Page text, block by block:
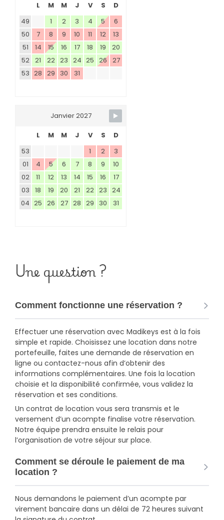
L M M J V S
D
49
1 2 3 4 5
6
50
7 8 9 10 11 12
13
51
14 15 16 17 18 19
20
52
21 22 23 24 25 26 27
53 28 29 30 31
Janvier 2027
L M M J V S
D
53
1 2
3
01
4 5 6 7 8 9
10
02
11 12 13 14 15 16
17
03
18 19 20 21 22 23 24
04 25 26 27 28 29 30 31
Une question ?
Comment fonctionne une réservation ?
Effectuer une réservation avec Madikeys est à la fois
simple et rapide. Choisissez une location dans notre
portefeuille, faites une demande de réservation en
ligne ou contactez-nous afin d’obtenir des
informations complémentaires. Une fois la location
choisie et la disponibilité confirmée, vous validez la
réservation et ses conditions.
Un contrat de location vous sera transmis et le
versement d’un acompte finalise votre réservation.
Notre équipe prendra ensuite le relais pour
l’organisation de votre séjour sur place.
Comment se déroule le paiement de ma
location ?
Nous demandons le paiement d’un acompte par
virement bancaire dans un délai de 72 heures suivant